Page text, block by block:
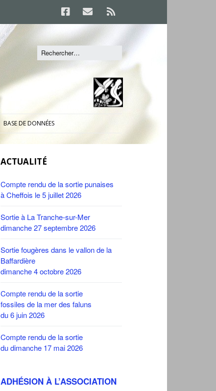
BASE DE DONNÉES
ACTUALITÉ
Compte rendu de la sortie punaises
à Cheffois le 5 juillet 2026
Sortie à La Tranche-sur-Mer
dimanche 27 septembre 2026
Sortie fougères dans le vallon de la
Baffardière
dimanche 4 octobre 2026
Compte rendu de la sortie
fossiles de la mer des faluns
du 6 juin 2026
Compte rendu de la sortie
du dimanche 17 mai 2026
ADHÉSION À L’ASSOCIATION